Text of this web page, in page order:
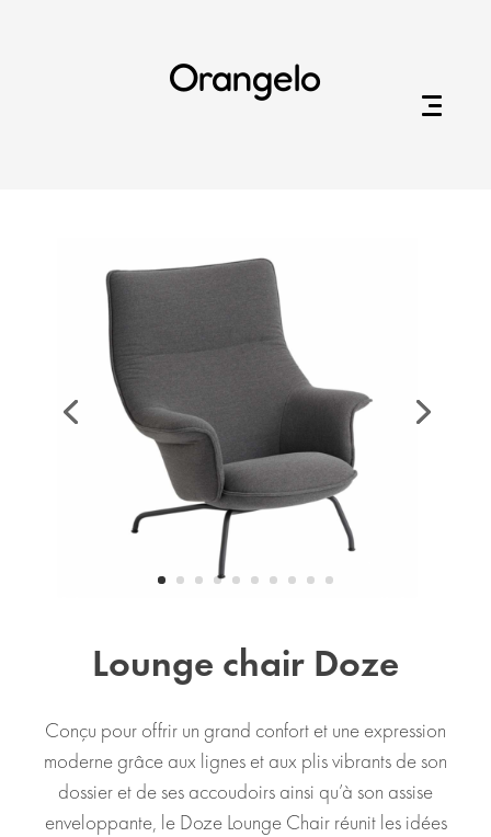
Orangelo
Lounge chair Doze
Conçu pour offrir un grand confort et une expression
moderne grâce aux lignes et aux plis vibrants de son
dossier et de ses accoudoirs ainsi qu’à son assise
enveloppante, le Doze Lounge Chair réunit les idées